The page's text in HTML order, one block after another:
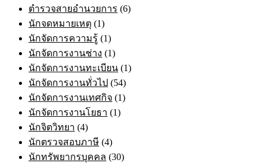
ตำรวจสายอำนวยการ (6)
นักจดหมายเหตุ (1)
นักจัดการความรู้ (1)
นักจัดการงานช่าง (1)
นักจัดการงานทะเบียน (1)
นักจัดการงานทั่วไป (54)
นักจัดการงานเทศกิจ (1)
นักจัดการงานโยธา (1)
นักจิตวิทยา (4)
นักตรวจสอบภาษี (4)
นักทรัพยากรบุคคล (30)